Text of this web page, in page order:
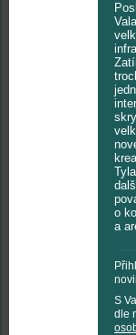
o
a
S
dle